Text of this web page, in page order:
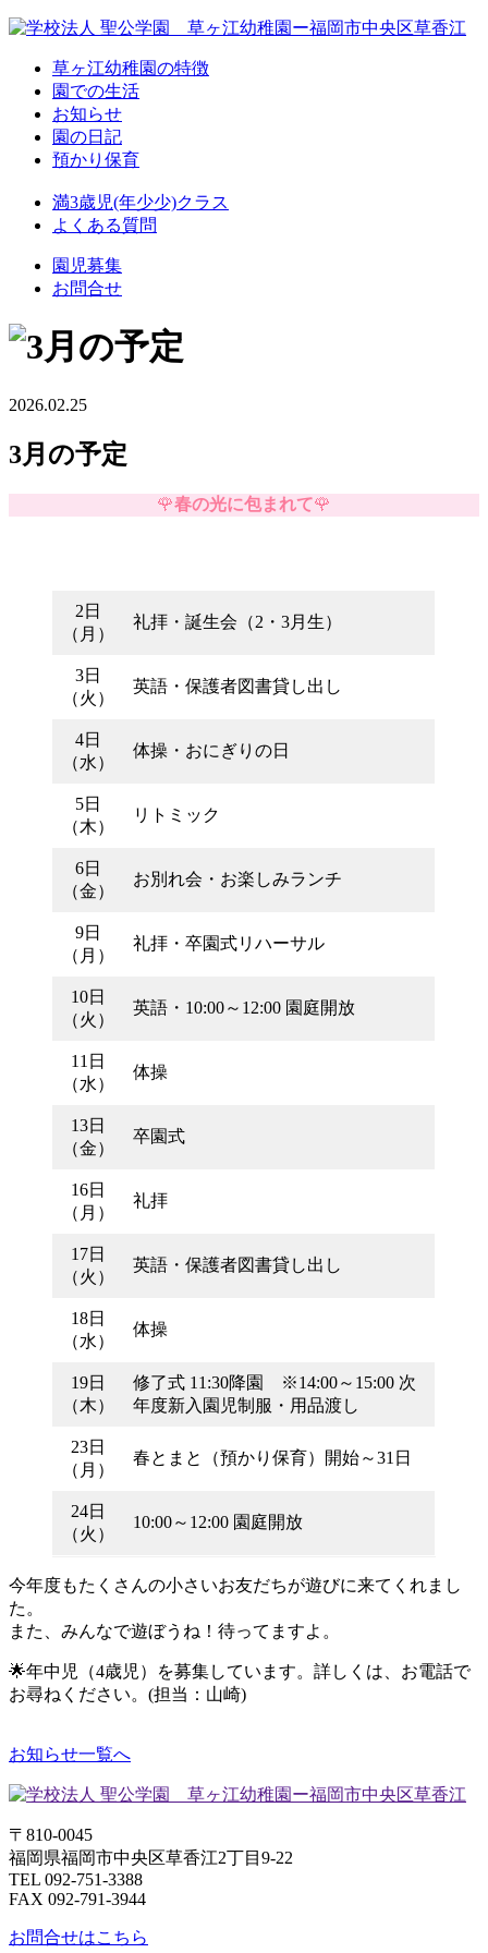
草ヶ江幼稚園の特徴
園での生活
お知らせ
園の日記
預かり保育
満3歳児(年少少)クラス
よくある質問
園児募集
お問合せ
2026.02.25
3月の予定
🌹春の光に包まれて🌹
2日
（月）
礼拝・誕生会（2・3月生）
3日
（火）
英語・保護者図書貸し出し
4日
（水）
体操・おにぎりの日
5日
（木）
リトミック
6日
（金）
お別れ会・お楽しみランチ
9日
（月）
礼拝・卒園式リハーサル
10日
（火）
英語・10:00～12:00 園庭開放
11日
（水）
体操
13日
（金）
卒園式
16日
（月）
礼拝
17日
（火）
英語・保護者図書貸し出し
18日
（水）
体操
19日
（木）
修了式 11:30降園 ※14:00～15:00 次
年度新入園児制服・用品渡し
23日
（月）
春とまと（預かり保育）開始～31日
24日
（火）
10:00～12:00 園庭開放
今年度もたくさんの小さいお友だちが遊びに来てくれまし
た。
また、みんなで遊ぼうね！待ってますよ。
🌟年中児（4歳児）を募集しています。詳しくは、お電話で
お尋ねください。(担当：山崎)
お知らせ一覧へ
〒810-0045
福岡県福岡市中央区草香江2丁目9-22
TEL 092-751-3388
FAX 092-791-3944
お問合せはこちら